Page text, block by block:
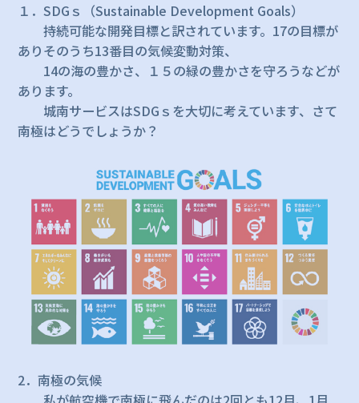
１．SDGｓ（Sustainable Development Goals）
持続可能な開発目標と訳されています。17の目標が
ありそのうち13番目の気候変動対策、
14の海の豊かさ、１５の緑の豊かさを守ろうなどが
あります。
城南サービスはSDGｓを大切に考えています、さて
南極はどうでしょうか？
2．南極の気候